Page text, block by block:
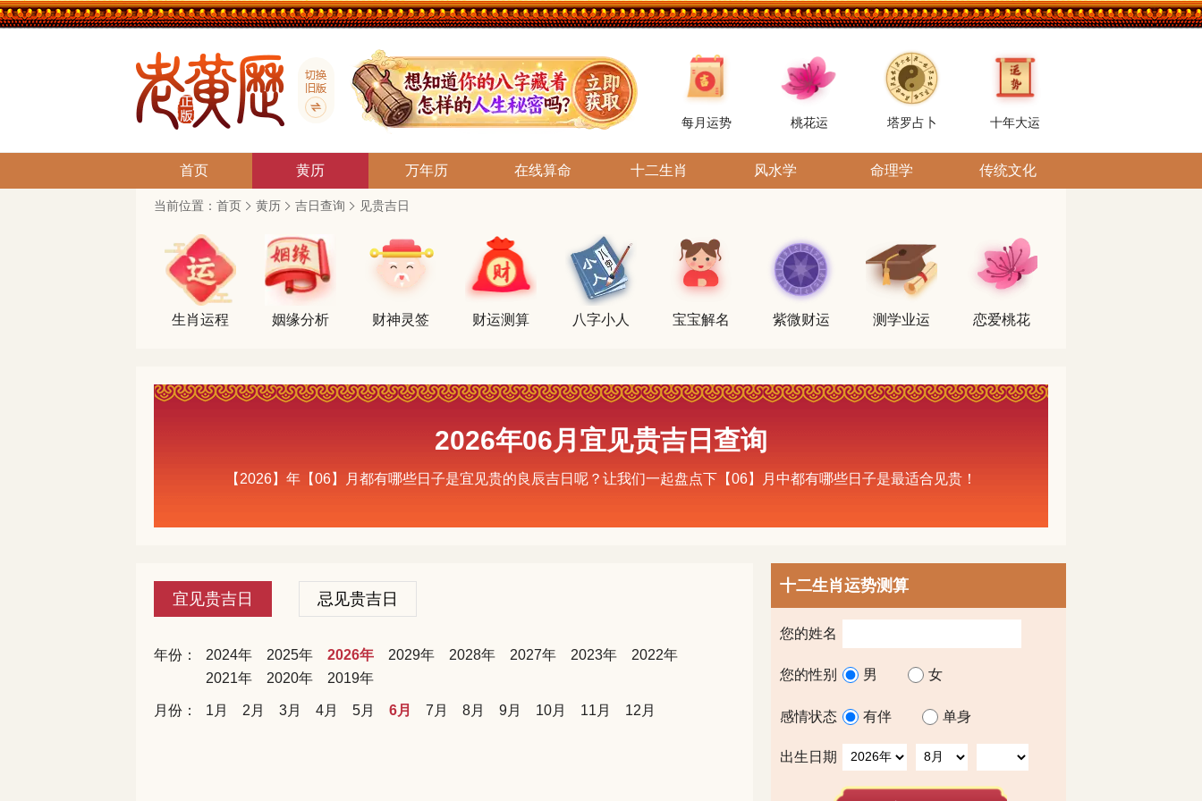
每月运势 桃花运 塔罗占卜 十年大运
首页 黄历 万年历 在线算命 十二生肖 风水学 命理学 传统文化
当前位置： 首页 黄历 吉日查询 见贵吉日
生肖运程 姻缘分析 财神灵签 财运测算 八字小人 宝宝解名 紫微财运 测学业运 恋爱桃花
2026年06月宜见贵吉日查询
【2026】年【06】月都有哪些日子是宜见贵的良辰吉日呢？让我们一起盘点下【06】月中都有哪些日子是最适合见贵！
宜见贵吉日 忌见贵吉日
年份： 2024年 2025年 2026年 2029年 2028年 2027年 2023年
2022年
2021年
2020年 2019年
月份： 1月 2月 3月 4月 5月 6月 7月 8月 9月 10月 11月 12月
十二生肖运势测算
您的姓名
您的性别 男 女
感情状态 有伴 单身
出生日期